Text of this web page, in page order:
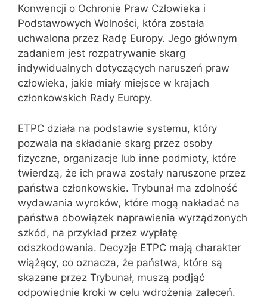
Konwencji o Ochronie Praw Człowieka i
Podstawowych Wolności, która została
uchwalona przez Radę Europy. Jego głównym
zadaniem jest rozpatrywanie skarg
indywidualnych dotyczących naruszeń praw
człowieka, jakie miały miejsce w krajach
członkowskich Rady Europy.
ETPC działa na podstawie systemu, który
pozwala na składanie skarg przez osoby
fizyczne, organizacje lub inne podmioty, które
twierdzą, że ich prawa zostały naruszone przez
państwa członkowskie. Trybunał ma zdolność
wydawania wyroków, które mogą nakładać na
państwa obowiązek naprawienia wyrządzonych
szkód, na przykład przez wypłatę
odszkodowania. Decyzje ETPC mają charakter
wiążący, co oznacza, że państwa, które są
skazane przez Trybunał, muszą podjąć
odpowiednie kroki w celu wdrożenia zaleceń.